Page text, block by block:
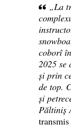
„La
coborî
2025
și prin
de top.
și
Păltiniș